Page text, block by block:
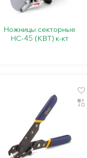
Ножницы секторные
НС-45 (КВТ) к-кт